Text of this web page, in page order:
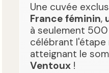
Une cuvée
France féminin,
à seulement
célébrant
atteignant le
Ventoux !